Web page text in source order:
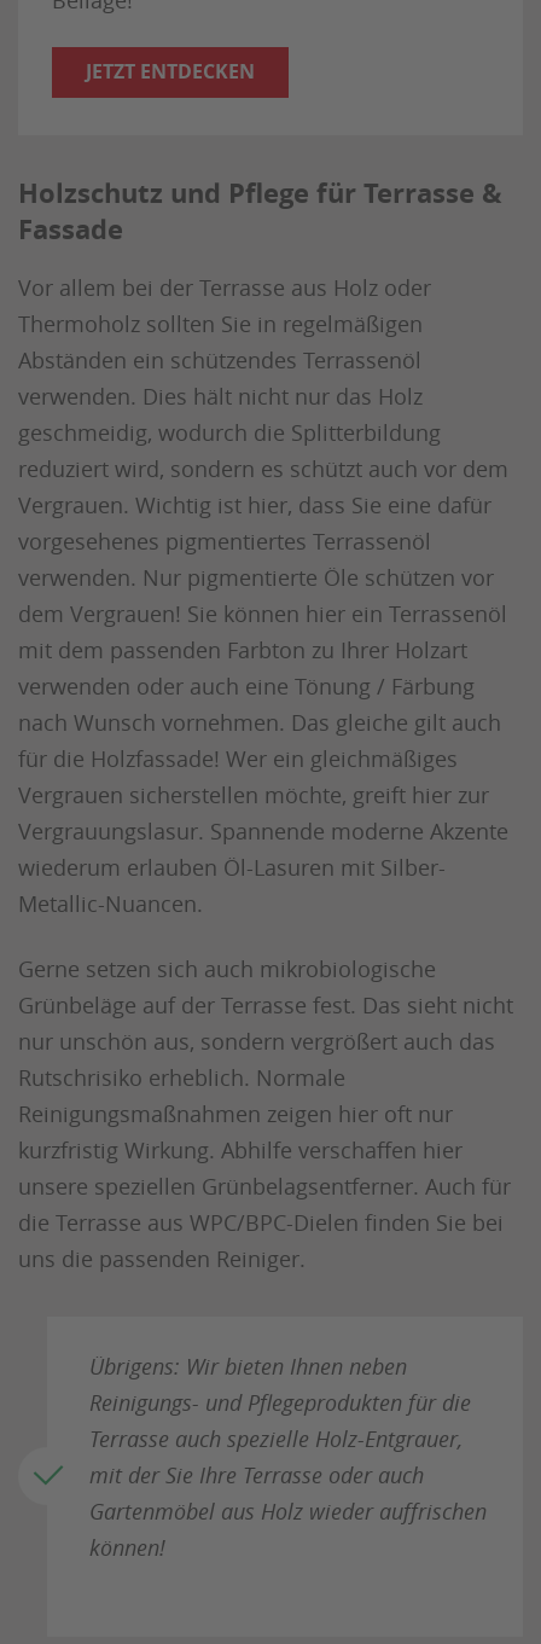
JETZT ENTDECKEN
Holzschutz und Pflege für Terrasse &
Fassade
Vor allem bei der Terrasse aus Holz oder
Thermoholz sollten Sie in regelmäßigen
Abständen ein schützendes Terrassenöl
verwenden. Dies hält nicht nur das Holz
geschmeidig, wodurch die Splitterbildung
reduziert wird, sondern es schützt auch vor dem
Vergrauen. Wichtig ist hier, dass Sie eine dafür
vorgesehenes pigmentiertes Terrassenöl
verwenden. Nur pigmentierte Öle schützen vor
dem Vergrauen! Sie können hier ein Terrassenöl
mit dem passenden Farbton zu Ihrer Holzart
verwenden oder auch eine Tönung / Färbung
nach Wunsch vornehmen. Das gleiche gilt auch
für die Holzfassade! Wer ein gleichmäßiges
Vergrauen sicherstellen möchte, greift hier zur
Vergrauungslasur. Spannende moderne Akzente
wiederum erlauben Öl-Lasuren mit Silber-
Metallic-Nuancen.
Gerne setzen sich auch mikrobiologische
Grünbeläge auf der Terrasse fest. Das sieht nicht
nur unschön aus, sondern vergrößert auch das
Rutschrisiko erheblich. Normale
Reinigungsmaßnahmen zeigen hier oft nur
kurzfristig Wirkung. Abhilfe verschaffen hier
unsere speziellen Grünbelagsentferner. Auch für
die Terrasse aus WPC/BPC-Dielen finden Sie bei
uns die passenden Reiniger.
Übrigens: Wir bieten Ihnen neben
Reinigungs- und Pflegeprodukten für die
Terrasse auch spezielle Holz-Entgrauer,
mit der Sie Ihre Terrasse oder auch
Gartenmöbel aus Holz wieder auffrischen
können!